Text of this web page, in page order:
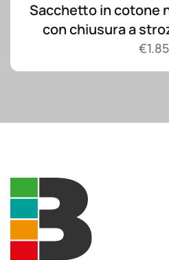
Sacchetto in cotone
con chiusura a
€1.85